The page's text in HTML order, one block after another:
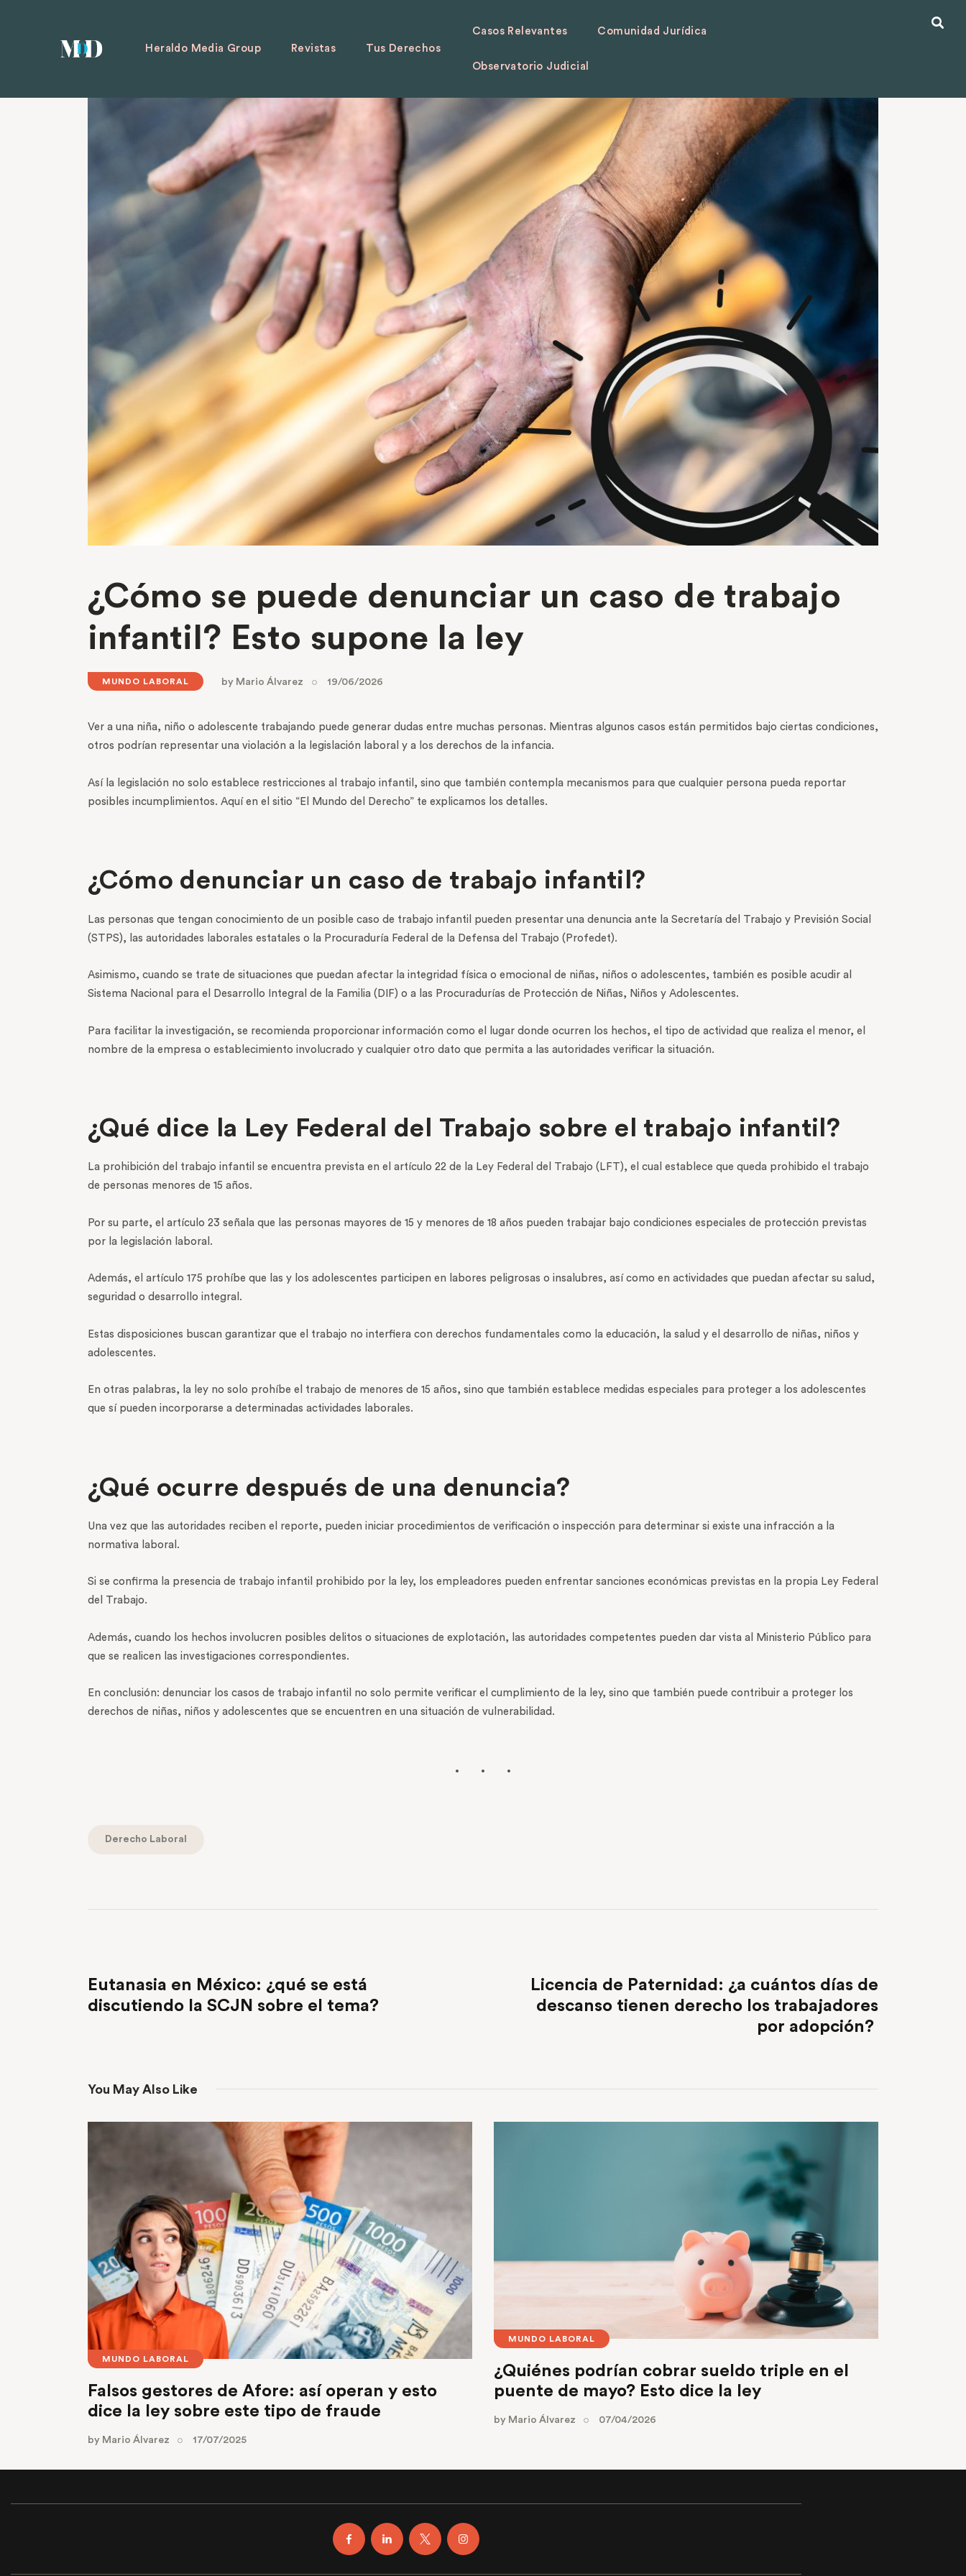
Heraldo Media Group Revistas Tus Derechos
Casos Relevantes Comunidad Jurídica
Observatorio Judicial
¿Cómo se puede denunciar un caso de trabajo
infantil? Esto supone la ley
MUNDO LABORAL by Mario Álvarez 19/06/2026
Ver a una niña, niño o adolescente trabajando puede generar dudas entre muchas personas. Mientras algunos casos están permitidos bajo ciertas condiciones,
otros podrían representar una violación a la legislación laboral y a los derechos de la infancia.
Así la legislación no solo establece restricciones al trabajo infantil, sino que también contempla mecanismos para que cualquier persona pueda reportar
posibles incumplimientos. Aquí en el sitio “El Mundo del Derecho” te explicamos los detalles.
¿Cómo denunciar un caso de trabajo infantil?
Las personas que tengan conocimiento de un posible caso de trabajo infantil pueden presentar una denuncia ante la Secretaría del Trabajo y Previsión Social
(STPS), las autoridades laborales estatales o la Procuraduría Federal de la Defensa del Trabajo (Profedet).
Asimismo, cuando se trate de situaciones que puedan afectar la integridad física o emocional de niñas, niños o adolescentes, también es posible acudir al
Sistema Nacional para el Desarrollo Integral de la Familia (DIF) o a las Procuradurías de Protección de Niñas, Niños y Adolescentes.
Para facilitar la investigación, se recomienda proporcionar información como el lugar donde ocurren los hechos, el tipo de actividad que realiza el menor, el
nombre de la empresa o establecimiento involucrado y cualquier otro dato que permita a las autoridades verificar la situación.
¿Qué dice la Ley Federal del Trabajo sobre el trabajo infantil?
La prohibición del trabajo infantil se encuentra prevista en el artículo 22 de la Ley Federal del Trabajo (LFT), el cual establece que queda prohibido el trabajo
de personas menores de 15 años.
Por su parte, el artículo 23 señala que las personas mayores de 15 y menores de 18 años pueden trabajar bajo condiciones especiales de protección previstas
por la legislación laboral.
Además, el artículo 175 prohíbe que las y los adolescentes participen en labores peligrosas o insalubres, así como en actividades que puedan afectar su salud,
seguridad o desarrollo integral.
Estas disposiciones buscan garantizar que el trabajo no interfiera con derechos fundamentales como la educación, la salud y el desarrollo de niñas, niños y
adolescentes.
En otras palabras, la ley no solo prohíbe el trabajo de menores de 15 años, sino que también establece medidas especiales para proteger a los adolescentes
que sí pueden incorporarse a determinadas actividades laborales.
¿Qué ocurre después de una denuncia?
Una vez que las autoridades reciben el reporte, pueden iniciar procedimientos de verificación o inspección para determinar si existe una infracción a la
normativa laboral.
Si se confirma la presencia de trabajo infantil prohibido por la ley, los empleadores pueden enfrentar sanciones económicas previstas en la propia Ley Federal
del Trabajo.
Además, cuando los hechos involucren posibles delitos o situaciones de explotación, las autoridades competentes pueden dar vista al Ministerio Público para
que se realicen las investigaciones correspondientes.
En conclusión: denunciar los casos de trabajo infantil no solo permite verificar el cumplimiento de la ley, sino que también puede contribuir a proteger los
derechos de niñas, niños y adolescentes que se encuentren en una situación de vulnerabilidad.
Derecho Laboral
Eutanasia en México: ¿qué se está
discutiendo la SCJN sobre el tema?
Licencia de Paternidad: ¿a cuántos días de
descanso tienen derecho los trabajadores
por adopción?
You May Also Like
MUNDO LABORAL
Falsos gestores de Afore: así operan y esto
dice la ley sobre este tipo de fraude
by Mario Álvarez 17/07/2025
MUNDO LABORAL
¿Quiénes podrían cobrar sueldo triple en el
puente de mayo? Esto dice la ley
by Mario Álvarez 07/04/2026